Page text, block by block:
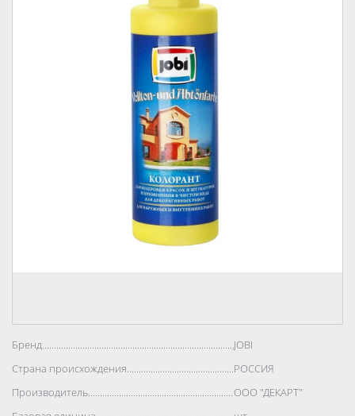
Бренд..................................................................................JOBI
Страна происхождения..................................................................................
РОССИЯ
Производитель..................................................................................
ООО "ДЕКАРТ"